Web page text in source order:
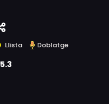
Llista Doblatge
5.3